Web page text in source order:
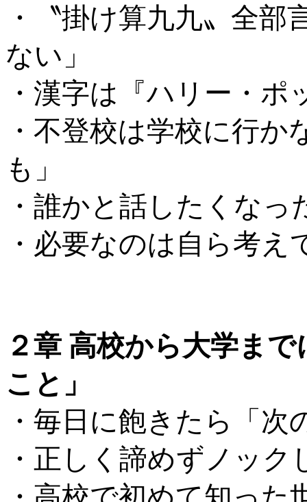
・〝掛け算九九〟全
ない」
・漢字は『ハリー・
・不登校は学校に行
も」
・誰かと話したくな
・必要なのは自ら考
２章 高校から大学ま
こと」
・毎日に飽きたら「
・正しく諦めずノッ